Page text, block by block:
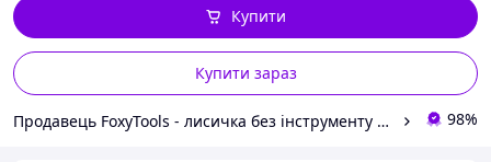
Купити зараз
Купити
Продавець FoxyTools - лисичка без інструменту не лишить! 98%